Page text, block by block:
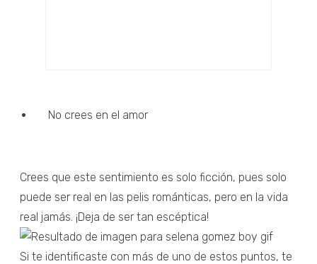
No crees en el amor
Crees que este sentimiento es solo ficción, pues solo
puede ser real en las pelis románticas, pero en la vida
real jamás. ¡Deja de ser tan escéptica!
Si te identificaste con más de uno de estos puntos, te